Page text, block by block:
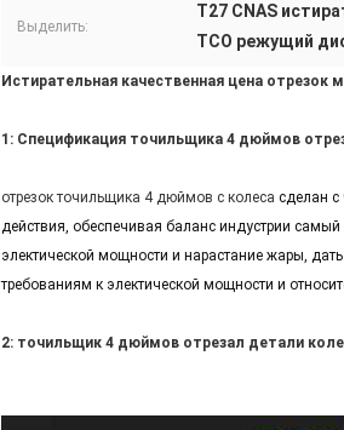
Выделить:
T27 CNAS
TCO режущий
Истирательная качественная цена отрезок
1: Спецификация точильщика 4 дюймов
отрезок точильщика 4 дюймов с колеса сделан с
действия, обеспечивая баланс индустрии
электической мощности и нарастание жары,
требованиям к электической мощности и
2: точильщик 4 дюймов отрезал детали